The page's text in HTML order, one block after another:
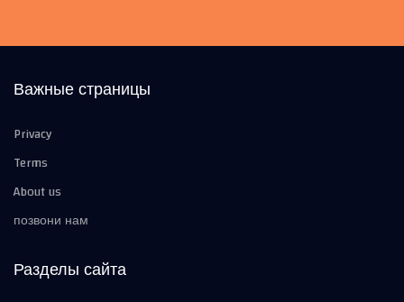
Важные страницы
Privacy
Terms
About us
позвони нам
Разделы сайта